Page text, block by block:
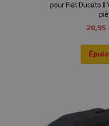
pour Fiat Ducato II
20,95